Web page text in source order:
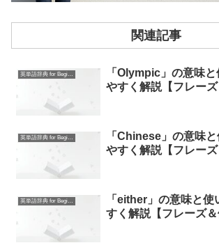
関連記事
英単語辞典 for Beginners
「Olympic」の意味
やすく解説【フレーズ
英単語辞典 for Beginners
「Chinese」の意味
やすく解説【フレーズ
英単語辞典 for Beginners
「either」の意味と
すく解説【フレーズ＆